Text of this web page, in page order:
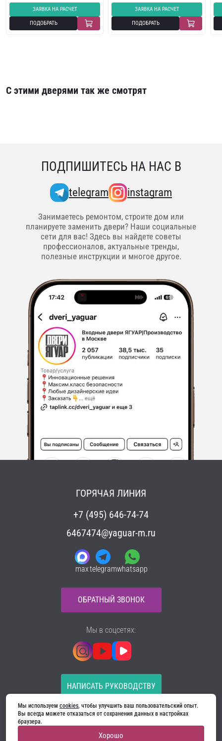
ЗАЯВКА НА РАСЧЕТ
ПОДОБРАТЬ
ЗАЯВКА НА РАСЧЕТ
ПОДОБРАТЬ
С этими дверями так же смотрят
ПОДПИШИТЕСЬ НА НАС В
telegram instagram
Занимаетесь ремонтом, строите дом или
планируете заменить двери? Наши социальные
сети для вас! Здесь вы найдете советы
профессионалов, актуальные тренды,
полезные инструкции и многое другое.
ГОРЯЧАЯ ЛИНИЯ
+7 (495) 646-74-74
6467474@yaguar-m.ru
maxtelegramwhatsapp
ОБРАТНЫЙ ЗВОНОК
НАПИСАТЬ РУКОВОДСТВУ
Все материалы на сайте принадлежат компании
ООО «Ягуар-М» — входные и межкомнатные двери
Политика конфиденциальности
Мы в соцсетях:
Мы используем cookies, чтобы улучшить ваш пользовательский опыт.
Вы всегда можете отказаться от сохранения данных в настройках
браузера.
Хорошо